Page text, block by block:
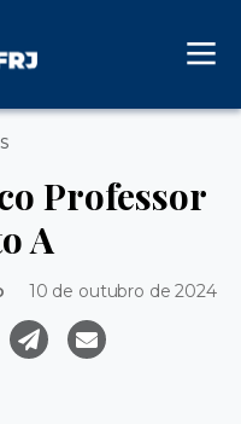
Professor
A
10 de outubro de 2024